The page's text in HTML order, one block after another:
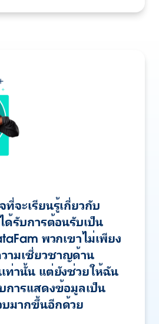
จะเรียนรู้เกี่ยวกับ
ด้รับการต้อนรับเป็น
พวกเขาไม่เพียง
ามเชี่ยวชาญด้าน
ท่านั้น แต่ยังช่วยให้ฉัน
การแสดงข้อมูลเป็น
มากขึ้นอีกด้วย